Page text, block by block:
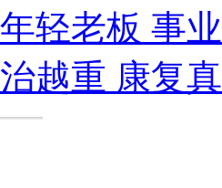
轻老板 事
越重 康复